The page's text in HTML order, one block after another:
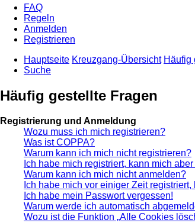
FAQ
Regeln
Anmelden
Registrieren
Hauptseite Kreuzgang-Übersicht Häufig
Suche
Häufig gestellte Fragen
Registrierung und Anmeldung
Wozu muss ich mich registrieren?
Was ist COPPA?
Warum kann ich mich nicht registrieren?
Ich habe mich registriert, kann mich
Warum kann ich mich nicht anmelden?
Ich habe mich vor einiger Zeit
Ich habe mein Passwort vergessen!
Warum werde ich automatisch
Wozu ist die Funktion „Alle Cookies